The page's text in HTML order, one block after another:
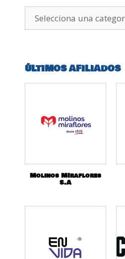
ÚLTIMOS AFILIADOS
Molinos MIraflores
S.A